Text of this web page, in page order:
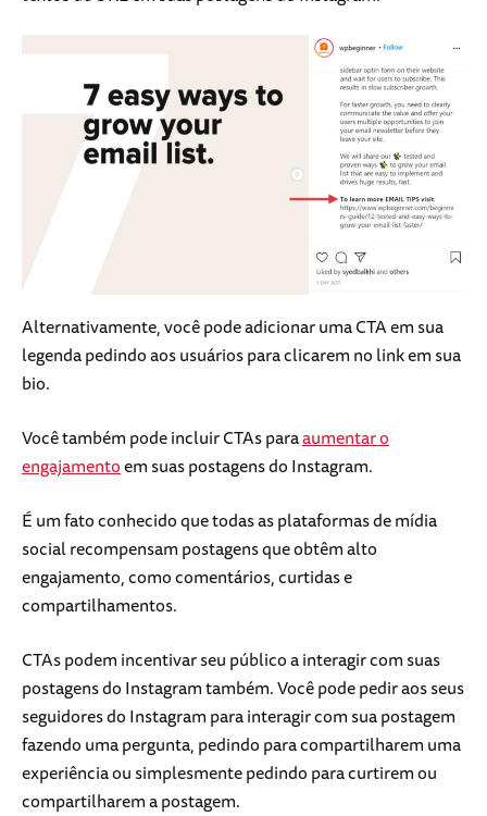
Alternativamente, você pode adicionar uma CTA em sua
legenda pedindo aos usuários para clicarem no link em sua
bio.
Você também pode incluir CTAs paraaumentar o
engajamentoem suas postagens do Instagram.
É um fato conhecido que todas as plataformas de mídia
social recompensam postagens que obtêm alto
engajamento, como comentários, curtidas e
compartilhamentos.
CTAs podem incentivar seu público a interagir com suas
postagens do Instagram também. Você pode pedir aos seus
seguidores do Instagram para interagir com sua postagem
fazendo uma pergunta, pedindo para compartilharem uma
experiência ou simplesmente pedindo para curtirem ou
compartilharem a postagem.